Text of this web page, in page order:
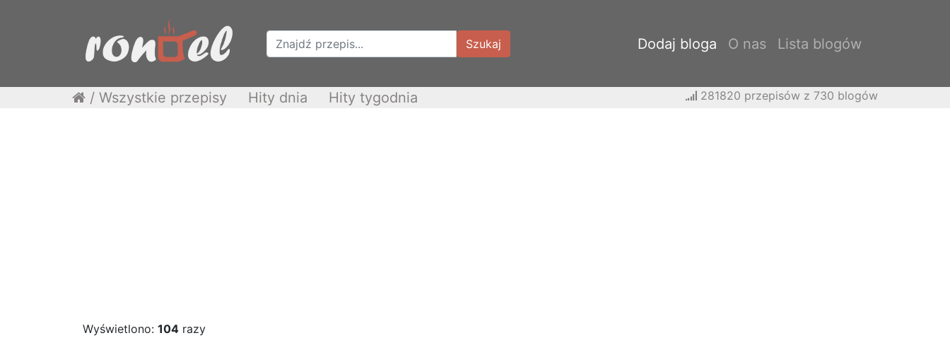
Szukaj Dodaj bloga O nas Lista blogów
/ Wszystkie przepisy Hity dnia Hity tygodnia 281820 przepisów z 730 blogów
Wyświetlono: 104 razy